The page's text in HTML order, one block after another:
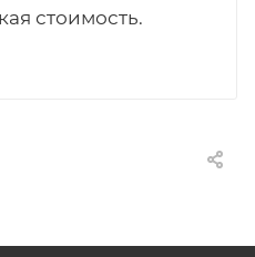
стоимость.